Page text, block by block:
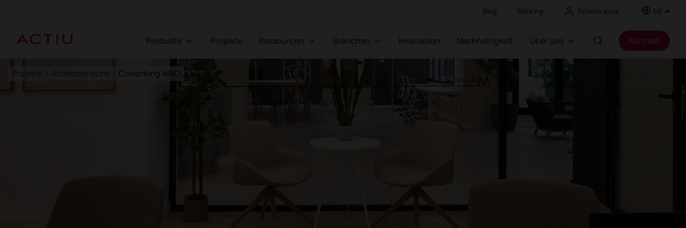
Blog Renting Private area DE
Produkte Projekte Ressourcen Branchen Innovation Nachhaltigkeit Über uns Kontakt
Projekte / Arbeitsbereiche / Coworking WAO